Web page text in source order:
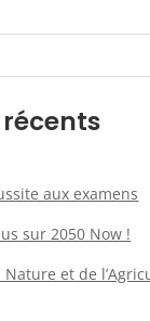
aux examens
sur 2050 Now !
Nature et de